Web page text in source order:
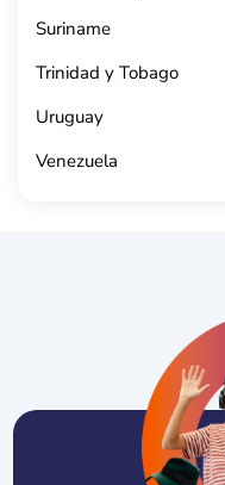
Suriname
Trinidad y Tobago
Uruguay
Venezuela